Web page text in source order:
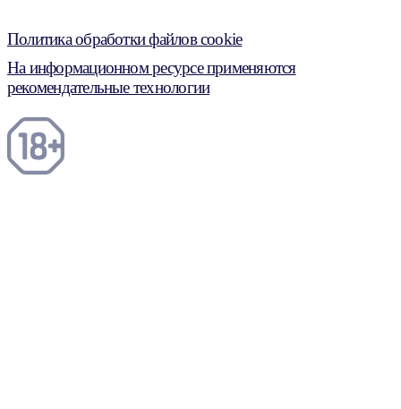
Политика обработки файлов cookie
На информационном ресурсе применяются
рекомендательные технологии